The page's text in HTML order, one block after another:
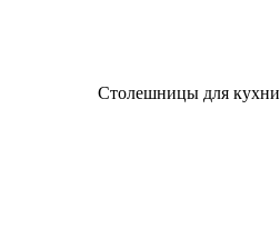
Столешницы для кухни